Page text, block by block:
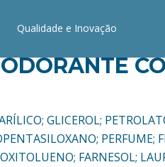
Qualidade e Inovação
GLICEROL;
PERFUME;
FARNESOL;